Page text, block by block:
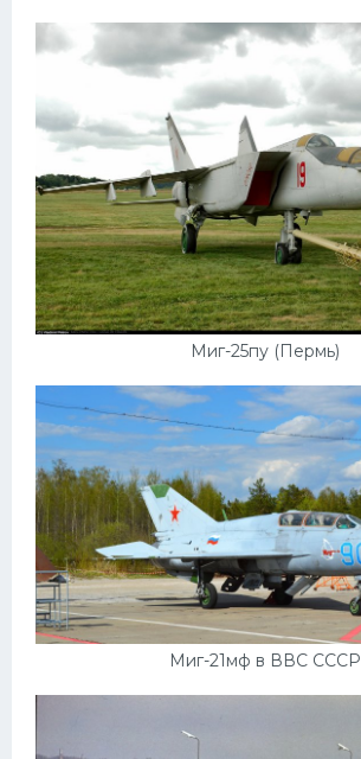
Миг-25пу (Пермь)
Миг-21мф в ВВС СССР